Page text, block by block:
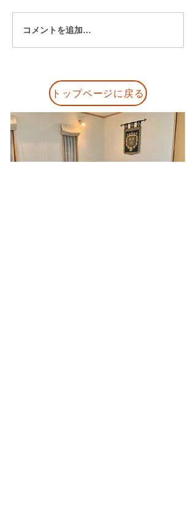
発表会後に届いた保護者
の声｜「見応えのある発
コメントを追加…
トップページに戻る